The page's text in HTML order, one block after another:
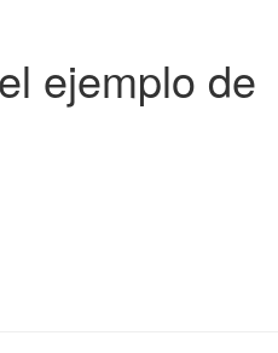
ejemplo de